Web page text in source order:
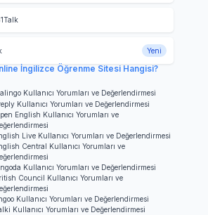
Yeni
İngilizce Öğrenme Sitesi Hangisi?
Kullanıcı Yorumları ve Değerlendirmesi
Kullanıcı Yorumları ve Değerlendirmesi
English Kullanıcı Yorumları ve
Live Kullanıcı Yorumları ve Değerlendirmesi
Central Kullanıcı Yorumları ve
Kullanıcı Yorumları ve Değerlendirmesi
Council Kullanıcı Yorumları ve
Kullanıcı Yorumları ve Değerlendirmesi
Kullanıcı Yorumları ve Değerlendirmesi